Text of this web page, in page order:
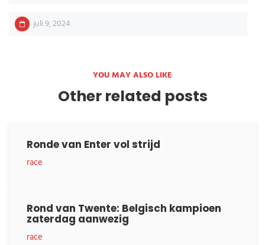
juli 9, 2024
YOU MAY ALSO LIKE
Other related posts
Ronde van Enter vol strijd
race
Rond van Twente: Belgisch kampioen
zaterdag aanwezig
race